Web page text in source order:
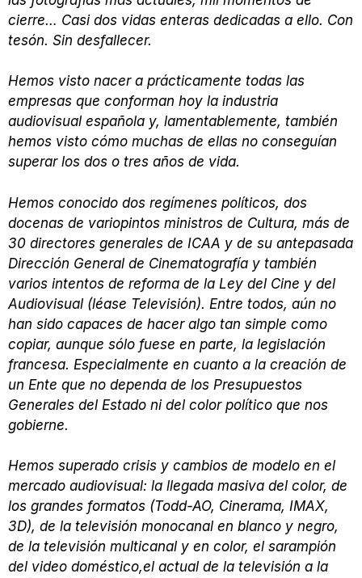
cierre… Casi dos vidas enteras dedicadas a ello. Con
tesón. Sin desfallecer.
Hemos visto nacer a prácticamente todas las
empresas que conforman hoy la industria
audiovisual española y, lamentablemente, también
hemos visto cómo muchas de ellas no conseguían
superar los dos o tres años de vida.
Hemos conocido dos regímenes políticos, dos
docenas de variopintos ministros de Cultura, más de
30 directores generales de ICAA y de su antepasada
Dirección General de Cinematografía y también
varios intentos de reforma de la Ley del Cine y del
Audiovisual (léase Televisión). Entre todos, aún no
han sido capaces de hacer algo tan simple como
copiar, aunque sólo fuese en parte, la legislación
francesa. Especialmente en cuanto a la creación de
un Ente que no dependa de los Presupuestos
Generales del Estado ni del color político que nos
gobierne.
Hemos superado crisis y cambios de modelo en el
mercado audiovisual: la llegada masiva del color, de
los grandes formatos (Todd-AO, Cinerama, IMAX,
3D), de la televisión monocanal en blanco y negro,
de la televisión multicanal y en color, el sarampión
del video doméstico,el actual de la televisión a la